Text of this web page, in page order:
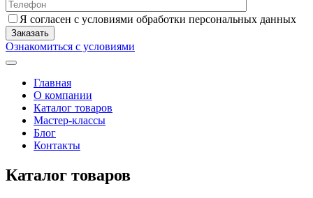
Я согласен с условиями обработки персональных данных
Ознакомиться с условиями
Главная
О компании
Каталог товаров
Мастер-классы
Блог
Контакты
Каталог товаров